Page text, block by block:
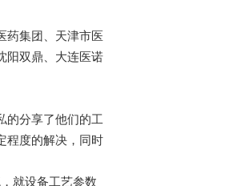
药集团、天津市医
阳双鼎、大连医诺
的分享了他们的工
程度的解决，同时
就设备工艺参数